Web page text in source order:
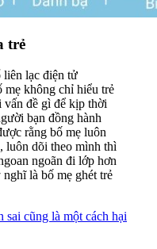
trẻ
lạc điện tử
không chỉ hiểu trẻ
vấn đề gì để kịp thời
bạn đồng hành
rằng bố mẹ luôn
luôn dõi theo mình thì
ngoãn đi lớp hơn
là bố mẹ ghét trẻ
cũng là một cách hại